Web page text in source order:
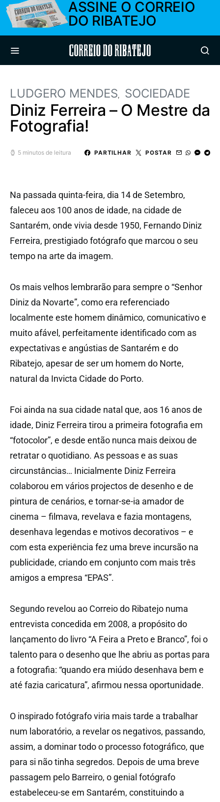
ASSINE O CORREIO
DO RIBATEJO
Correio do Ribatejo
LUDGERO MENDES SOCIEDADE
Diniz Ferreira – O Mestre da
Fotografia!
5 minutos de leitura PARTILHAR POSTAR
Na passada quinta-feira, dia 14 de Setembro,
faleceu aos 100 anos de idade, na cidade de
Santarém, onde vivia desde 1950, Fernando Diniz
Ferreira, prestigiado fotógrafo que marcou o seu
tempo na arte da imagem.
Os mais velhos lembrarão para sempre o “Senhor
Diniz da Novarte”, como era referenciado
localmente este homem dinâmico, comunicativo e
muito afável, perfeitamente identificado com as
expectativas e angústias de Santarém e do
Ribatejo, apesar de ser um homem do Norte,
natural da Invicta Cidade do Porto.
Foi ainda na sua cidade natal que, aos 16 anos de
idade, Diniz Ferreira tirou a primeira fotografia em
“fotocolor”, e desde então nunca mais deixou de
retratar o quotidiano. As pessoas e as suas
circunstâncias… Inicialmente Diniz Ferreira
colaborou em vários projectos de desenho e de
pintura de cenários, e tornar-se-ia amador de
cinema – filmava, revelava e fazia montagens,
desenhava legendas e motivos decorativos – e
com esta experiência fez uma breve incursão na
publicidade, criando em conjunto com mais três
amigos a empresa “EPAS”.
Segundo revelou ao Correio do Ribatejo numa
entrevista concedida em 2008, a propósito do
lançamento do livro “A Feira a Preto e Branco”, foi o
talento para o desenho que lhe abriu as portas para
a fotografia: “quando era miúdo desenhava bem e
até fazia caricatura”, afirmou nessa oportunidade.
O inspirado fotógrafo viria mais tarde a trabalhar
num laboratório, a revelar os negativos, passando,
assim, a dominar todo o processo fotográfico, que
para si não tinha segredos. Depois de uma breve
passagem pelo Barreiro, o genial fotógrafo
estabeleceu-se em Santarém, constituindo a